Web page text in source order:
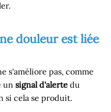
douleur est liée
s'améliore pas, comme
un signal d'alerte du
si cela se produit.